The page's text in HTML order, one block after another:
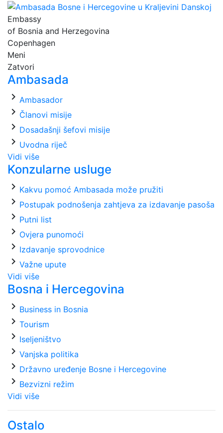
Embassy
of Bosnia and Herzegovina
Copenhagen
Meni
Zatvori
Ambasada
chevron_right Ambasador
chevron_right Članovi misije
chevron_right Dosadašnji šefovi misije
chevron_right Uvodna riječ
Vidi više
Konzularne usluge
chevron_right Kakvu pomoć Ambasada može pružiti
chevron_right Postupak podnošenja zahtjeva za izdavanje pasoša
chevron_right Putni list
chevron_right Ovjera punomoći
chevron_right Izdavanje sprovodnice
chevron_right Važne upute
Vidi više
Bosna i Hercegovina
chevron_right Business in Bosnia
chevron_right Tourism
chevron_right Iseljeništvo
chevron_right Vanjska politika
chevron_right Državno uređenje Bosne i Hercegovine
chevron_right Bezvizni režim
Vidi više
Ostalo